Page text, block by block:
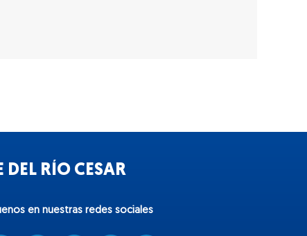
RÍO CESAR
en nuestras redes sociales